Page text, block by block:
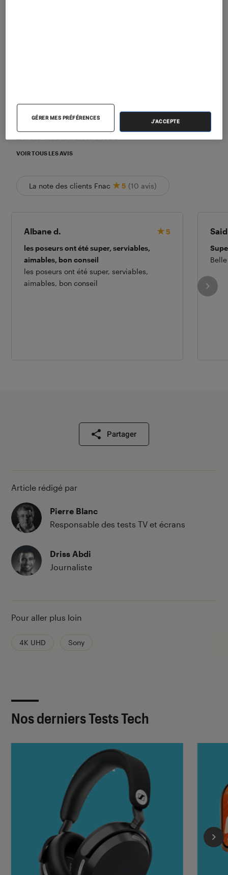
Les notes de ce graphique sont à retrouver
L’avis des clients Fnac
VOIR TOUS LES AVIS
La note des clients Fnac 5 (10 avis)
Albane d.
5
les poseurs ont été super, serviables,
aimables, bon conseil
les poseurs ont été super, serviables,
aimables, bon conseil
Partager
Article rédigé par
Pierre Blanc
Responsable des tests TV et écrans
Driss Abdi
Journaliste
Pour aller plus loin
4K UHD Sony
Nos derniers Tests Tech
GÉRER MES PRÉFÉRENCES
J'ACCEPTE